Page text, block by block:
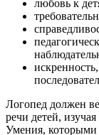
любовь к
Логопед должен
речи детей,
Умения, которыми